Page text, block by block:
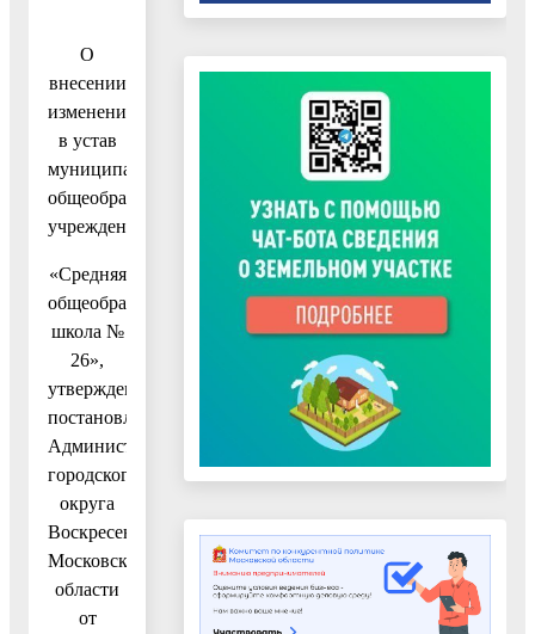
О
внесении
изменений
в устав
муниципального
общеобразовательного
учреждения
«Средняя
общеобразовательная
школа №
26»,
утвержденный
постановлением
Администрации
городского
округа
Воскресенск
Московской
области
от